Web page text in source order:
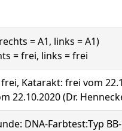
= A1, links = A1)
= frei, links = frei
frei, Katarakt: frei vom
22.10.2020 (Dr.
DNA-Farbtest:Typ